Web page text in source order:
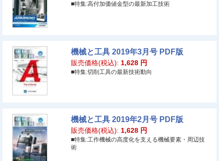
■特集:高付加価値金型の最新加工技術
機械と工具 2019年3月号 PDF版
販売価格(税込): 1,628 円
■特集:切削工具の最新技術動向
機械と工具 2019年2月号 PDF版
販売価格(税込): 1,628 円
■特集:工作機械の高度化を支える機械要素・周辺技
術